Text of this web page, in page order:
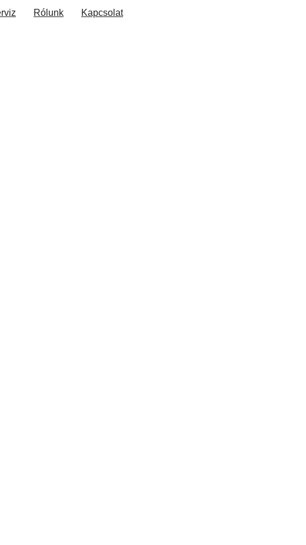
Rólunk Kapcsolat